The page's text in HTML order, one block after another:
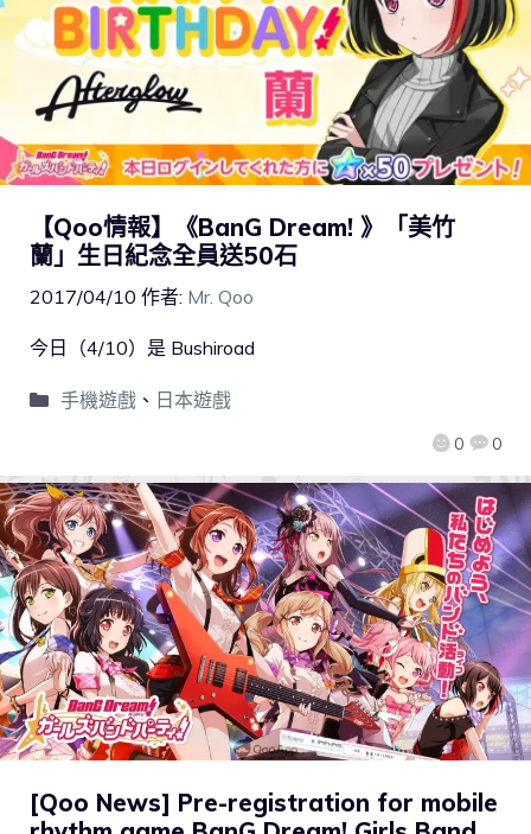
【Qoo情報】《BanG Dream! 》「美竹
蘭」生日紀念全員送50石
2017/04/10 作者: Mr. Qoo
0 0
今日（4/10）是 Bushiroad
手機遊戲、 日本遊戲
[Qoo News] Pre-registration for mobile